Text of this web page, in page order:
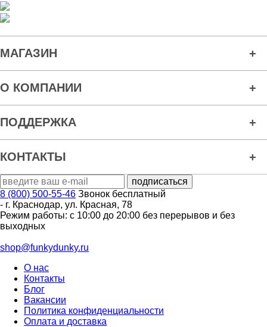
МАГАЗИН
О КОМПАНИИ
ПОДДЕРЖКА
КОНТАКТЫ
8 (800) 500-55-46 Звонок бесплатный
- г. Краснодар, ул. Красная, 78
Режим работы: с 10:00 до 20:00 без перерывов и без
выходных
shop@funkydunky.ru
О нас
Контакты
Блог
Вакансии
Политика конфиденциальности
Оплата и доставка